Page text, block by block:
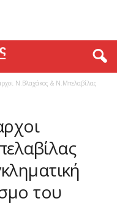
Ν.Βλαχάκος & Ν.Μπελαβίλας
του